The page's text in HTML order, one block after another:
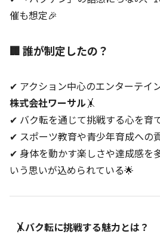
催も想定🎉
🏢 誰が制定したの？
✔ アクション中心のエンターテイ
株式会社ワーサル🤸
✔ バク転を通じて挑戦する心を育
✔ スポーツ教育や青少年育成への
✔ 身体を動かす楽しさや達成感を
いう思いが込められている🌟
🤸バク転に挑戦する魅力とは？